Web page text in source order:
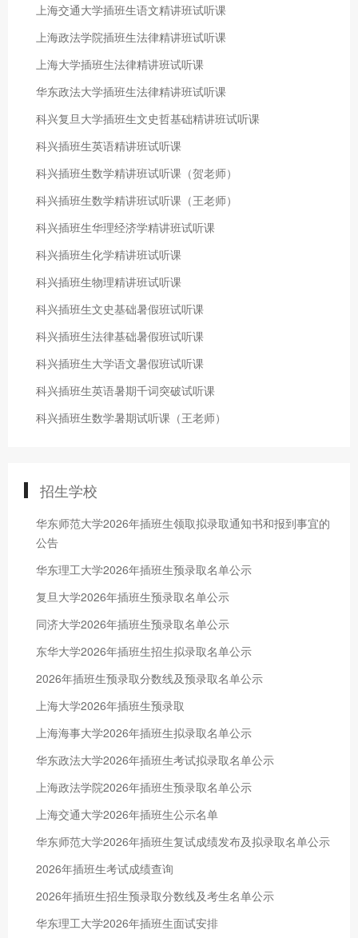
上海交通大学插班生语文精讲班试听课
上海政法学院插班生法律精讲班试听课
上海大学插班生法律精讲班试听课
华东政法大学插班生法律精讲班试听课
科兴复旦大学插班生文史哲基础精讲班试听课
科兴插班生英语精讲班试听课
科兴插班生数学精讲班试听课（贺老师）
科兴插班生数学精讲班试听课（王老师）
科兴插班生华理经济学精讲班试听课
科兴插班生化学精讲班试听课
科兴插班生物理精讲班试听课
科兴插班生文史基础暑假班试听课
科兴插班生法律基础暑假班试听课
科兴插班生大学语文暑假班试听课
科兴插班生英语暑期千词突破试听课
科兴插班生数学暑期试听课（王老师）
招生学校
华东师范大学2026年插班生领取拟录取通知书和报到事宜的
公告
华东理工大学2026年插班生预录取名单公示
复旦大学2026年插班生预录取名单公示
同济大学2026年插班生预录取名单公示
东华大学2026年插班生招生拟录取名单公示
2026年插班生预录取分数线及预录取名单公示
上海大学2026年插班生预录取
上海海事大学2026年插班生拟录取名单公示
华东政法大学2026年插班生考试拟录取名单公示
上海政法学院2026年插班生预录取名单公示
上海交通大学2026年插班生公示名单
华东师范大学2026年插班生复试成绩发布及拟录取名单公示
2026年插班生考试成绩查询
2026年插班生招生预录取分数线及考生名单公示
华东理工大学2026年插班生面试安排